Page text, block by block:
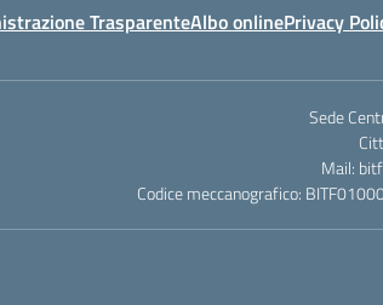
TrasparenteAlbo onlinePrivacy
Sede
Mail:
Codice meccanografico: